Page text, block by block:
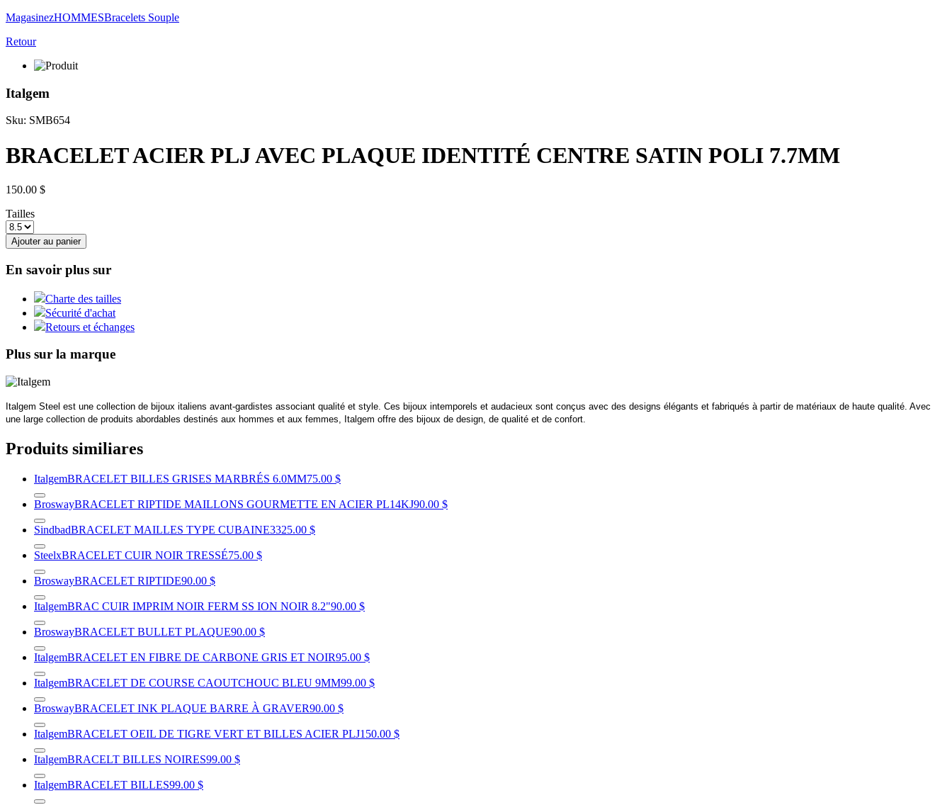
MagasinezHOMMESBracelets Souple
Retour
Italgem
Sku: SMB654
BRACELET ACIER PLJ AVEC PLAQUE IDENTITÉ CENTRE SATIN POLI 7.7MM
150.00 $
Tailles
Ajouter au panier
En savoir plus sur
Charte des tailles
Sécurité d'achat
Retours et échanges
Plus sur la marque
Italgem Steel est une collection de bijoux italiens avant-gardistes associant qualité et style. Ces bijoux intemporels et audacieux sont conçus avec des designs élégants et fabriqués à partir de matériaux de haute qualité. Avec
une large collection de produits abordables destinés aux hommes et aux femmes, Italgem offre des bijoux de design, de qualité et de confort.
Produits similiares
ItalgemBRACELET BILLES GRISES MARBRÉS 6.0MM75.00 $
BroswayBRACELET RIPTIDE MAILLONS GOURMETTE EN ACIER PL14KJ90.00 $
SindbadBRACELET MAILLES TYPE CUBAINE3325.00 $
SteelxBRACELET CUIR NOIR TRESSÉ75.00 $
BroswayBRACELET RIPTIDE90.00 $
ItalgemBRAC CUIR IMPRIM NOIR FERM SS ION NOIR 8.2"90.00 $
BroswayBRACELET BULLET PLAQUE90.00 $
ItalgemBRACELET EN FIBRE DE CARBONE GRIS ET NOIR95.00 $
ItalgemBRACELET DE COURSE CAOUTCHOUC BLEU 9MM99.00 $
BroswayBRACELET INK PLAQUE BARRE À GRAVER90.00 $
ItalgemBRACELET OEIL DE TIGRE VERT ET BILLES ACIER PLJ150.00 $
ItalgemBRACELT BILLES NOIRES99.00 $
ItalgemBRACELET BILLES99.00 $